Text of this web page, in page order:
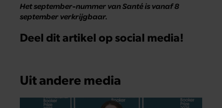
Het september-nummer van Santé is vanaf 8
september verkrijgbaar.
Deel dit artikel op social media!
Uit andere media